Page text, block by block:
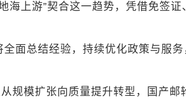
海上游”契合这一趋势，凭借免签
面总结经验，持续优化政策与服
规模扩张向质量提升转型，国产邮